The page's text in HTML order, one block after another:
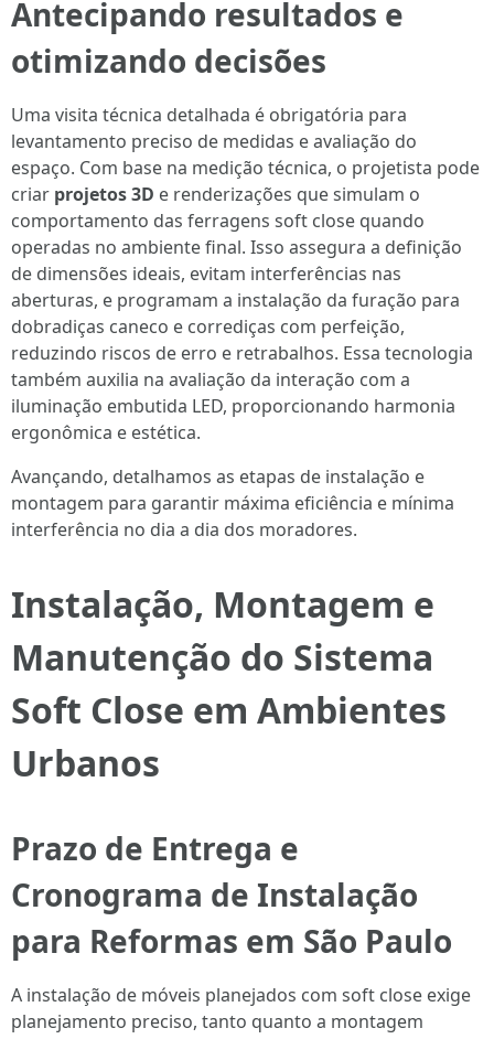
Antecipando resultados e
otimizando decisões
Uma visita técnica detalhada é obrigatória para
levantamento preciso de medidas e avaliação do
espaço. Com base na medição técnica, o projetista pode
criar projetos 3D e renderizações que simulam o
comportamento das ferragens soft close quando
operadas no ambiente final. Isso assegura a definição
de dimensões ideais, evitam interferências nas
aberturas, e programam a instalação da furação para
dobradiças caneco e corrediças com perfeição,
reduzindo riscos de erro e retrabalhos. Essa tecnologia
também auxilia na avaliação da interação com a
iluminação embutida LED, proporcionando harmonia
ergonômica e estética.
Avançando, detalhamos as etapas de instalação e
montagem para garantir máxima eficiência e mínima
interferência no dia a dia dos moradores.
Instalação, Montagem e
Manutenção do Sistema
Soft Close em Ambientes
Urbanos
Prazo de Entrega e
Cronograma de Instalação
para Reformas em São Paulo
A instalação de móveis planejados com soft close exige
planejamento preciso, tanto quanto a montagem